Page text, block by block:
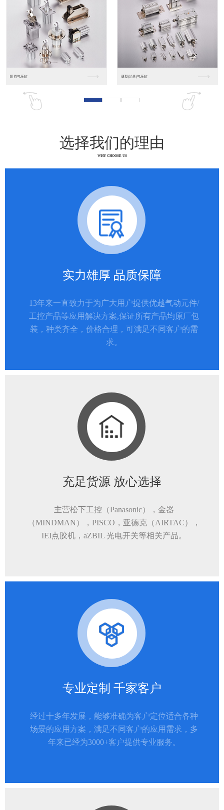
松下人机界面DP10... 数字光钎传感器FX-...
选择我们的理由
WHY CHOOSE US
实力雄厚 品质保障
13年来一直致力于为广大用户提供优越气动元件/
工控产品等应用解决方案,保证所有产品均原厂包
装，种类齐全，价格合理，可满足不同客户的需
求。
充足货源 放心选择
主营松下工控（Panasonic），金器
（MINDMAN），PISCO，亚德克（AIRTAC），
IEI点胶机，aZBIL 光电开关等相关产品。
专业定制 千家客户
经过十多年发展，能够准确为客户定位适合各种
场景的应用方案，满足不同客户的应用需求，多
年来已经为3000+客户提供专业服务。